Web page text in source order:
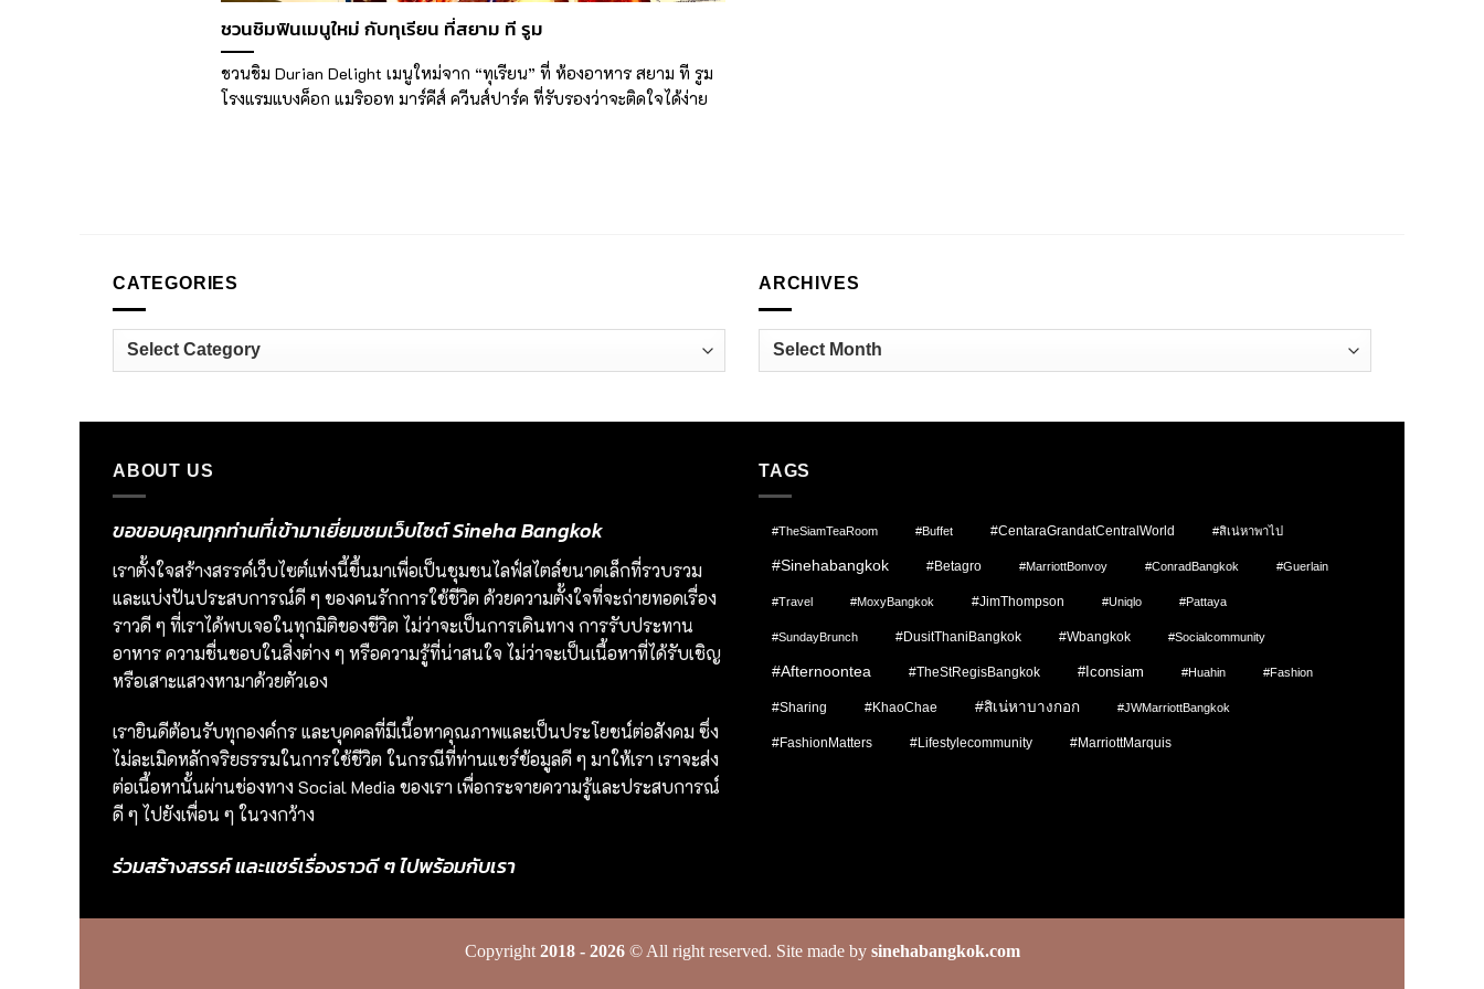
ชวนชิมฟินเมนูใหม่ กับทุเรียน ที่สยาม ที รูม
ชวนชิม Durian Delight เมนูใหม่จาก “ทุเรียน” ที่ ห้องอาหาร สยาม ที รูม
โรงแรมแบงค็อก แมริออท มาร์คีส์ ควีนส์ปาร์ค ที่รับรองว่าจะติดใจได้ง่าย
CATEGORIES
Categories
ARCHIVES
Archives
ABOUT US
ขอขอบคุณทุกท่านที่เข้ามาเยี่ยมชมเว็บไซต์ Sineha Bangkok
เราตั้งใจสร้างสรรค์เว็บไซต์แห่งนี้ขึ้นมาเพื่อเป็นชุมชนไลฟ์สไตล์ขนาดเล็กที่รวบรวม
และแบ่งปันประสบการณ์ดี ๆ ของคนรักการใช้ชีวิต ด้วยความตั้งใจที่จะถ่ายทอดเรื่อง
ราวดี ๆ ที่เราได้พบเจอในทุกมิติของชีวิต ไม่ว่าจะเป็นการเดินทาง การรับประทาน
อาหาร ความชื่นชอบในสิ่งต่าง ๆ หรือความรู้ที่น่าสนใจ ไม่ว่าจะเป็นเนื้อหาที่ได้รับเชิญ
หรือเสาะแสวงหามาด้วยตัวเอง
เรายินดีต้อนรับทุกองค์กร และบุคคลที่มีเนื้อหาคุณภาพและเป็นประโยชน์ต่อสังคม ซึ่ง
ไม่ละเมิดหลักจริยธรรมในการใช้ชีวิต ในกรณีที่ท่านแชร์ข้อมูลดี ๆ มาให้เรา เราจะส่ง
ต่อเนื้อหานั้นผ่านช่องทาง Social Media ของเรา เพื่อกระจายความรู้และประสบการณ์
ดี ๆ ไปยังเพื่อน ๆ ในวงกว้าง
ร่วมสร้างสรรค์ และแชร์เรื่องราวดี ๆ ไปพร้อมกับเรา
TAGS
#TheSiamTeaRoom #Buffet #CentaraGrandatCentralWorld #สิเน่หาพาไป
#sinehabangkok #Betagro #MarriottBonvoy #ConradBangkok #Guerlain
#Travel #MoxyBangkok #JimThompson #Uniqlo #pattaya
#SundayBrunch #DusitThaniBangkok #wbangkok #socialcommunity
#afternoontea #TheStRegisBangkok #Iconsiam #Huahin #fashion
#Sharing #KhaoChae #สิเน่หาบางกอก #JWMarriottBangkok
#FashionMatters #lifestylecommunity #MarriottMarquis
Copyright 2018 - 2026© All right reserved. Site made by sinehabangkok.com